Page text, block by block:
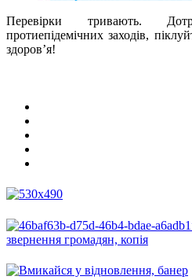
Перевірки тривають.
протиепідемічних заходів,
здоров’я!